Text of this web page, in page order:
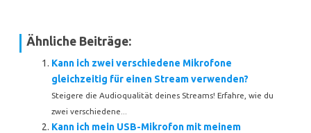
Ähnliche Beiträge:
Kann ich zwei verschiedene Mikrofone
gleichzeitig für einen Stream verwenden?
Steigere die Audioqualität deines Streams! Erfahre, wie du
zwei verschiedene...
Kann ich mein USB-Mikrofon mit meinem